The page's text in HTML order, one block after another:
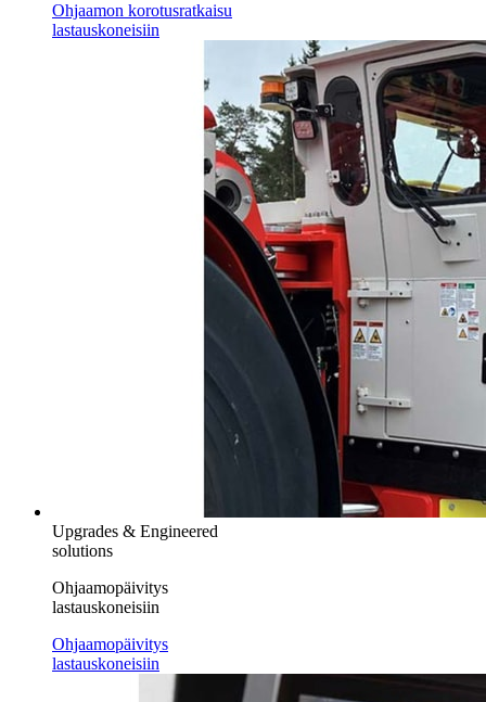
Ohjaamon korotusratkaisu
lastauskoneisiin
Upgrades & Engineered
solutions
Ohjaamopäivitys
lastauskoneisiin
Ohjaamopäivitys
lastauskoneisiin